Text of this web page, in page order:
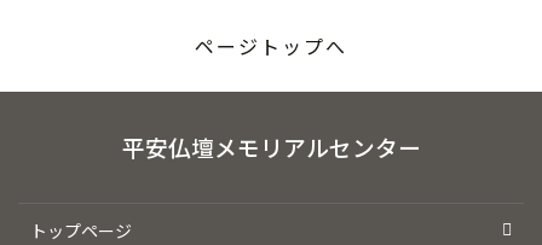
ページトップへ
平安仏壇メモリアルセンター
トップページ